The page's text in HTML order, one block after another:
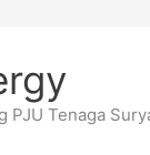
PJU Tenaga